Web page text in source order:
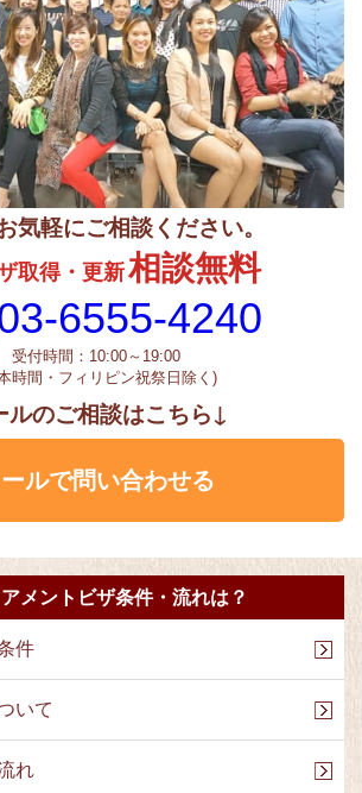
気軽にご相談ください。
取得・更新相談無料
6555-4240
受付時間：10:00～19:00
時間・フィリピン祝祭日除く)
ルのご相談はこちら↓
ルで問い合わせる
メントビザ条件・流れは？
件
いて
れ